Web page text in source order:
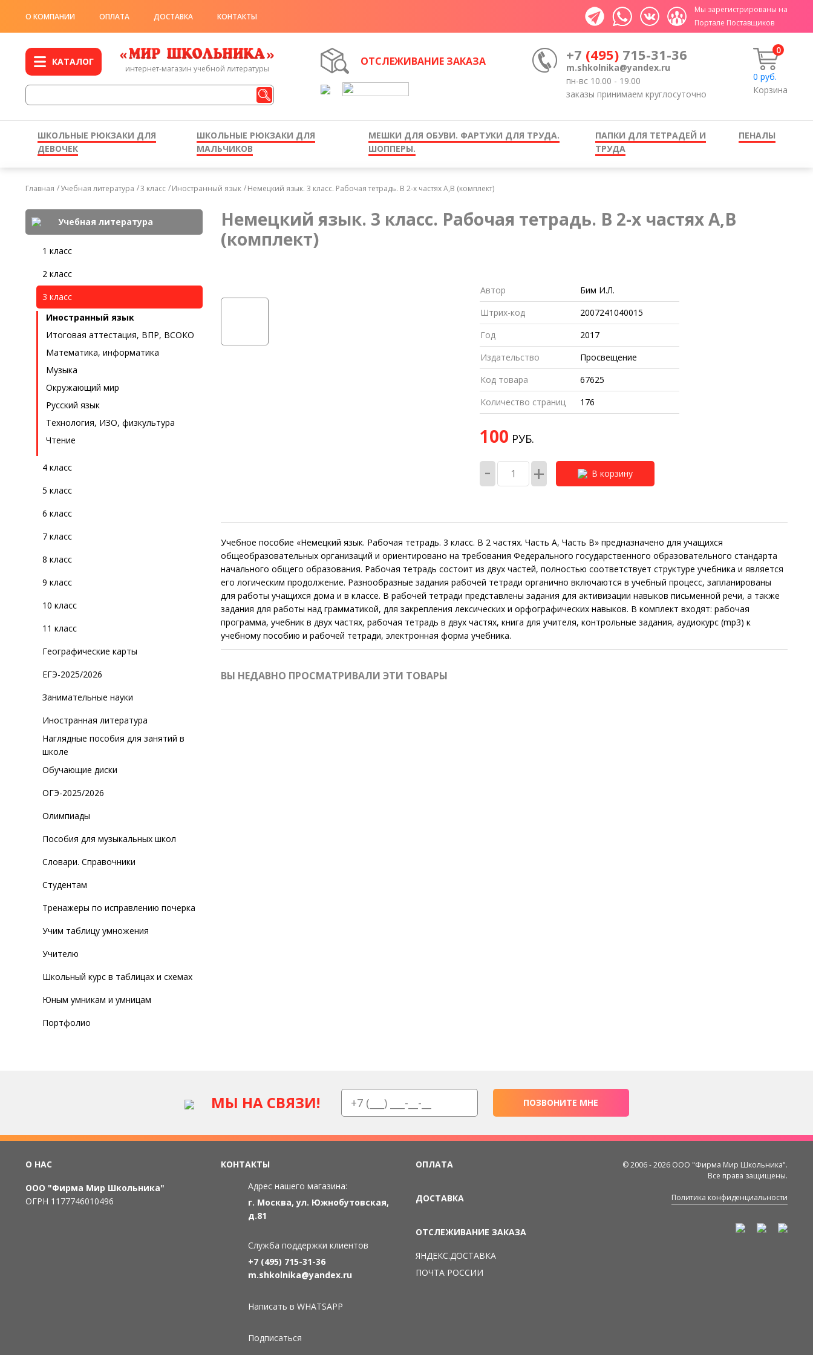
О КОМПАНИИ ОПЛАТА ДОСТАВКА КОНТАКТЫ
Мы зарегистрированы на
Портале Поставщиков
КАТАЛОГ
интернет-магазин учебной литературы
ОТСЛЕЖИВАНИЕ ЗАКАЗА +7 (495) 715-31-36
m.shkolnika@yandex.ru
пн-вс 10.00 - 19.00
заказы принимаем круглосуточно
0
0 руб.
Корзина
ШКОЛЬНЫЕ РЮКЗАКИ ДЛЯ
ДЕВОЧЕК
ШКОЛЬНЫЕ РЮКЗАКИ ДЛЯ
МАЛЬЧИКОВ
МЕШКИ ДЛЯ ОБУВИ. ФАРТУКИ ДЛЯ ТРУДА.
ШОППЕРЫ.
ПАПКИ ДЛЯ ТЕТРАДЕЙ И
ТРУДА
ПЕНАЛЫ
Главная Учебная литература 3 класс Иностранный язык Немецкий язык. 3 класс. Рабочая тетрадь. В 2-х частях А,В (комплект)
Учебная литература
1 класс
2 класс
3 класс
Иностранный язык
Итоговая аттестация, ВПР, ВСОКО
Математика, информатика
Музыка
Окружающий мир
Русский язык
Технология, ИЗО, физкультура
Чтение
4 класс
5 класс
6 класс
7 класс
8 класс
9 класс
10 класс
11 класс
Географические карты
ЕГЭ-2025/2026
Занимательные науки
Иностранная литература
Наглядные пособия для занятий в
школе
Обучающие диски
ОГЭ-2025/2026
Олимпиады
Пособия для музыкальных школ
Словари. Справочники
Студентам
Тренажеры по исправлению почерка
Учим таблицу умножения
Учителю
Школьный курс в таблицах и схемах
Юным умникам и умницам
Портфолио
Немецкий язык. 3 класс. Рабочая тетрадь. В 2-х частях А,В
(комплект)
Автор
Бим И.Л.
Штрих-код
2007241040015
Год
2017
Издательство
Просвещение
Код товара
67625
Количество страниц
176
100 РУБ.
- + В корзину
Учебное пособие «Немецкий язык. Рабочая тетрадь. 3 класс. В 2 частях. Часть А, Часть B» предназначено для учащихся
общеобразовательных организаций и ориентировано на требования Федерального государственного образовательного стандарта
начального общего образования. Рабочая тетрадь состоит из двух частей, полностью соответствует структуре учебника и является
его логическим продолжение. Разнообразные задания рабочей тетради органично включаются в учебный процесс, запланированы
для работы учащихся дома и в классе. В рабочей тетради представлены задания для активизации навыков письменной речи, а также
задания для работы над грамматикой, для закрепления лексических и орфографических навыков. В комплект входят: рабочая
программа, учебник в двух частях, рабочая тетрадь в двух частях, книга для учителя, контрольные задания, аудиокурс (mp3) к
учебному пособию и рабочей тетради, электронная форма учебника.
ВЫ НЕДАВНО ПРОСМАТРИВАЛИ ЭТИ ТОВАРЫ
МЫ НА СВЯЗИ! ПОЗВОНИТЕ МНЕ
О НАС
ООО "Фирма Мир Школьника"
ОГРН 1177746010496
КОНТАКТЫ
Адрес нашего магазина:
г. Москва, ул. Южнобутовская,
д.81
Служба поддержки клиентов
+7 (495) 715-31-36
m.shkolnika@yandex.ru
Написать в WHATSAPP
Подписаться
ОПЛАТА
ДОСТАВКА
ОТСЛЕЖИВАНИЕ ЗАКАЗА
ЯНДЕКС.ДОСТАВКА
ПОЧТА РОССИИ
© 2006 - 2026 ООО "Фирма Мир Школьника".
Все права защищены.
Политика конфиденциальности